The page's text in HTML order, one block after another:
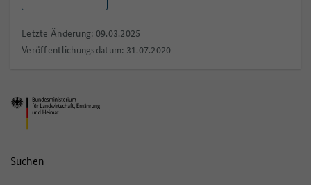
Letzte Änderung: 09.03.2025
Veröffentlichungsdatum: 31.07.2020
Suchen